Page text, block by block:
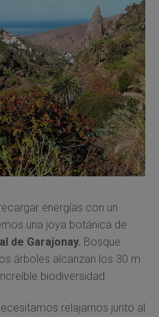
energías con un
una joya botánica de
de Garajonay. Bosque
árboles alcanzan los 30 m
biodiversidad
relajarnos junto al